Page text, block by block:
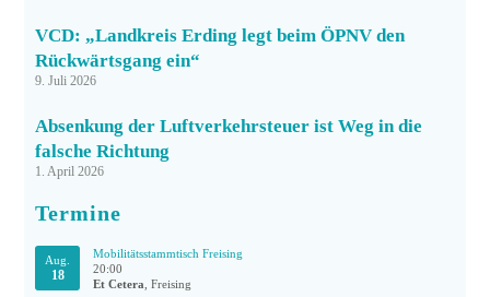
VCD: „Landkreis Erding legt beim ÖPNV den
Rückwärtsgang ein“
9. Juli 2026
Absenkung der Luftverkehrsteuer ist Weg in die
falsche Richtung
1. April 2026
Termine
Aug.
18
Mobilitätsstammtisch Freising
20:00
Et Cetera , Freising